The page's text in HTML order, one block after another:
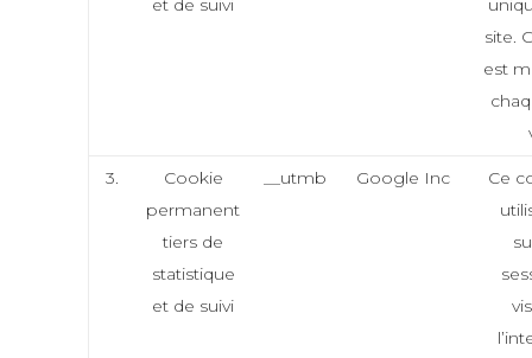
et de suivi
site.
est
3.
Cookie
permanent
tiers de
statistique
et de suivi
__utmb Google Inc
Ce